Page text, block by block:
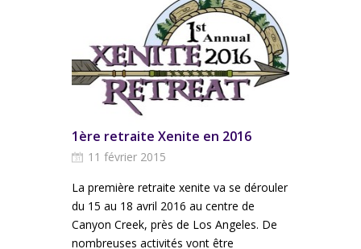
1ère retraite Xenite en 2016
11 février 2015
La première retraite xenite va se dérouler
du 15 au 18 avril 2016 au centre de
Canyon Creek, près de Los Angeles. De
nombreuses activités vont être